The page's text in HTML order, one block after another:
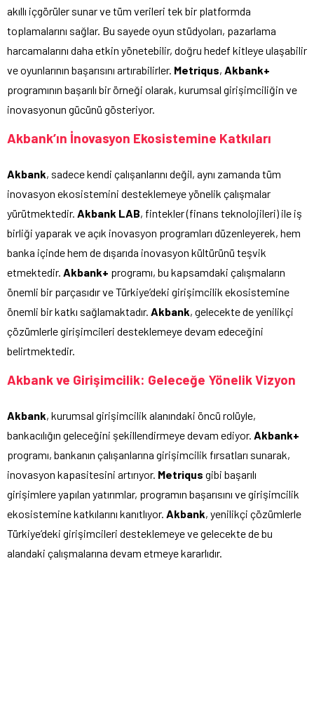
akıllı içgörüler sunar ve tüm verileri tek bir platformda
toplamalarını sağlar. Bu sayede oyun stüdyoları, pazarlama
harcamalarını daha etkin yönetebilir, doğru hedef kitleye ulaşabilir
ve oyunlarının başarısını artırabilirler. Metriqus, Akbank+
programının başarılı bir örneği olarak, kurumsal girişimciliğin ve
inovasyonun gücünü gösteriyor.
Akbank’ın İnovasyon Ekosistemine Katkıları
Akbank, sadece kendi çalışanlarını değil, aynı zamanda tüm
inovasyon ekosistemini desteklemeye yönelik çalışmalar
yürütmektedir. Akbank LAB, fintekler (finans teknolojileri) ile iş
birliği yaparak ve açık inovasyon programları düzenleyerek, hem
banka içinde hem de dışarıda inovasyon kültürünü teşvik
etmektedir. Akbank+ programı, bu kapsamdaki çalışmaların
önemli bir parçasıdır ve Türkiye’deki girişimcilik ekosistemine
önemli bir katkı sağlamaktadır. Akbank, gelecekte de yenilikçi
çözümlerle girişimcileri desteklemeye devam edeceğini
belirtmektedir.
Akbank ve Girişimcilik: Geleceğe Yönelik Vizyon
Akbank, kurumsal girişimcilik alanındaki öncü rolüyle,
bankacılığın geleceğini şekillendirmeye devam ediyor. Akbank+
programı, bankanın çalışanlarına girişimcilik fırsatları sunarak,
inovasyon kapasitesini artırıyor. Metriqus gibi başarılı
girişimlere yapılan yatırımlar, programın başarısını ve girişimcilik
ekosistemine katkılarını kanıtlıyor. Akbank, yenilikçi çözümlerle
Türkiye’deki girişimcileri desteklemeye ve gelecekte de bu
alandaki çalışmalarına devam etmeye kararlıdır.